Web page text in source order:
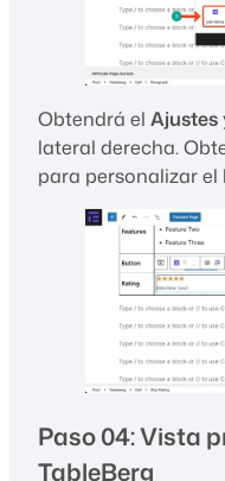
Obtendrá el Ajustes
lateral derecha.
para personalizar
Paso 04: Vista
TableBerg